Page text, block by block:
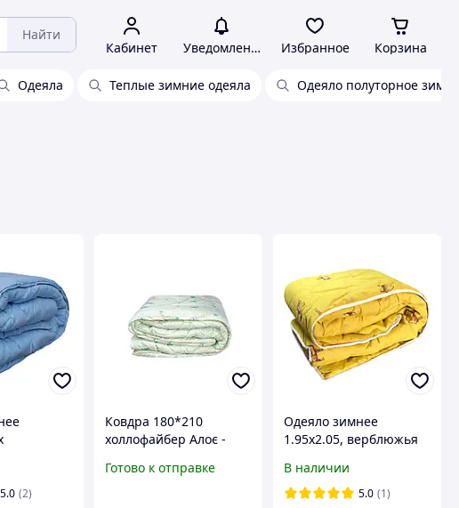
Найти
Кабинет Уведомления Избранное Корзина
Одеяла Теплые зимние одеяла Одеяло полуторное
5.0 (2)
Ковдра 180*210
холлофайбер Алоє -
Готово к отправке
Одеяло зимнее
1.95х2.05, верблюжья
В наличии
5.0 (1)